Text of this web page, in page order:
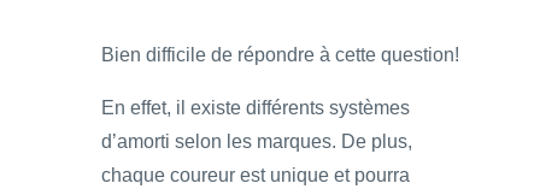
Bien difficile de répondre à cette question!
En effet, il existe différents systèmes
d’amorti selon les marques. De plus,
chaque coureur est unique et pourra